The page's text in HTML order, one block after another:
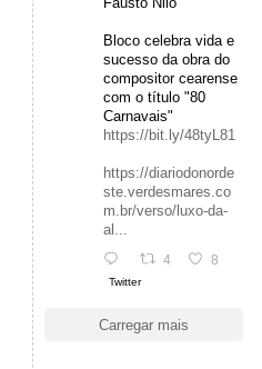
Bloco celebra vida e
sucesso da obra do
compositor cearense
com o título "80
Carnavais"
https://bit.ly/48tyL81
https://diariodonorde
ste.verdesmares.co
m.br/verso/luxo-da-
al...
4 8
Twitter
Carregar mais